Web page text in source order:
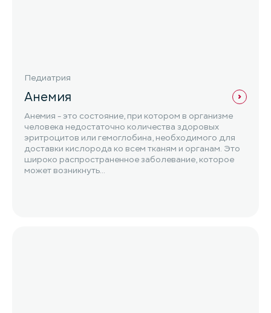
Педиатрия
Анемия
Анемия - это состояние, при котором в организме
человека недостаточно количества здоровых
эритроцитов или гемоглобина, необходимого для
доставки кислорода ко всем тканям и органам. Это
широко распространенное заболевание, которое
может возникнуть...